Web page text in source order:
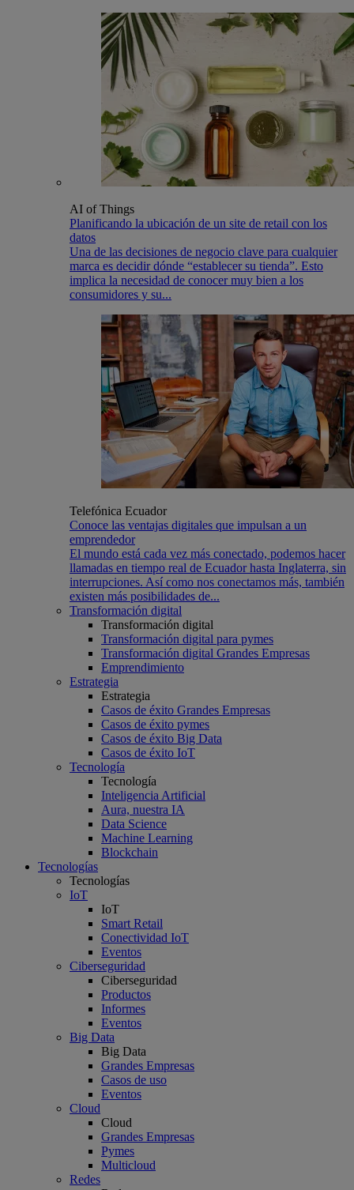
AI of Things
Planificando la ubicación de un site de retail con los
datos
Una de las decisiones de negocio clave para cualquier
marca es decidir dónde “establecer su tienda”. Esto
implica la necesidad de conocer muy bien a los
consumidores y su...
Telefónica Ecuador
Conoce las ventajas digitales que impulsan a un
emprendedor
El mundo está cada vez más conectado, podemos hacer
llamadas en tiempo real de Ecuador hasta Inglaterra, sin
interrupciones. Así como nos conectamos más, también
existen más posibilidades de...
Transformación digital
Transformación digital
Transformación digital para pymes
Transformación digital Grandes Empresas
Emprendimiento
Estrategia
Estrategia
Casos de éxito Grandes Empresas
Casos de éxito pymes
Casos de éxito Big Data
Casos de éxito IoT
Tecnología
Tecnología
Inteligencia Artificial
Aura, nuestra IA
Data Science
Machine Learning
Blockchain
Tecnologías
Tecnologías
IoT
IoT
Smart Retail
Conectividad IoT
Eventos
Ciberseguridad
Ciberseguridad
Productos
Informes
Eventos
Big Data
Big Data
Grandes Empresas
Casos de uso
Eventos
Cloud
Cloud
Grandes Empresas
Pymes
Multicloud
Redes